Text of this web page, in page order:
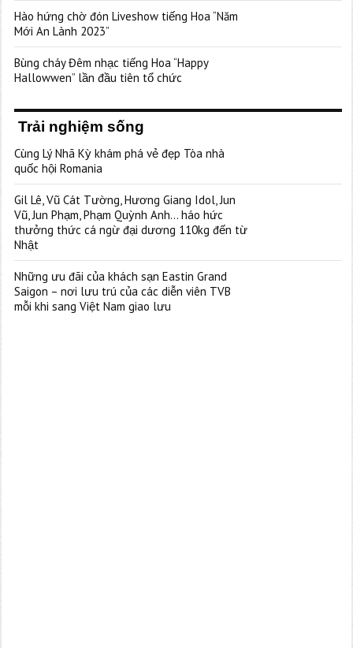
Hào hứng chờ đón Liveshow tiếng Hoa “Năm
Mới An Lành 2023”
Bùng cháy Đêm nhạc tiếng Hoa “Happy
Hallowwen” lần đầu tiên tổ chức
Trải nghiệm sống
Cùng Lý Nhã Kỳ khám phá vẻ đẹp Tòa nhà
quốc hội Romania
Gil Lê, Vũ Cát Tường, Hương Giang Idol, Jun
Vũ, Jun Phạm, Phạm Quỳnh Anh… háo hức
thưởng thức cá ngừ đại dương 110kg đến từ
Nhật
Những ưu đãi của khách sạn Eastin Grand
Saigon – nơi lưu trú của các diễn viên TVB
mỗi khi sang Việt Nam giao lưu